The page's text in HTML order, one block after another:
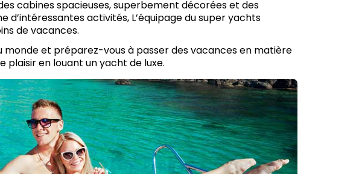
cabines spacieuses, superbement décorées et des
activités, L’équipage du super yachts
de vacances.
monde et préparez-vous à passer des vacances en matière
en louant un yacht de luxe.